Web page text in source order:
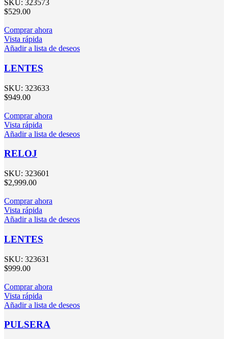
SKU: 323573
$529.00
Comprar ahora
Vista rápida
Añadir a lista de deseos
LENTES
SKU: 323633
$949.00
Comprar ahora
Vista rápida
Añadir a lista de deseos
RELOJ
SKU: 323601
$2,999.00
Comprar ahora
Vista rápida
Añadir a lista de deseos
LENTES
SKU: 323631
$999.00
Comprar ahora
Vista rápida
Añadir a lista de deseos
PULSERA